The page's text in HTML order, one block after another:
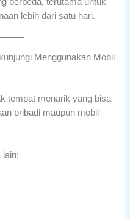
lebih dari satu hari.
Menggunakan Mobil
tempat menarik yang bisa
pribadi maupun mobil
lain: